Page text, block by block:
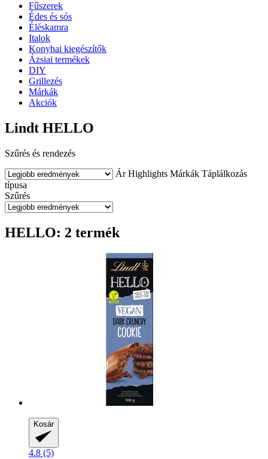
Fűszerek
Édes és sós
Éléskamra
Italok
Konyhai kiegészítők
Ázsiai termékek
DIY
Grillezés
Márkák
Akciók
Lindt HELLO
Szűrés és rendezés
Ár Highlights Márkák Táplálkozás
típusa
Szűrés
HELLO: 2 termék
Kosár
4.8 (5)